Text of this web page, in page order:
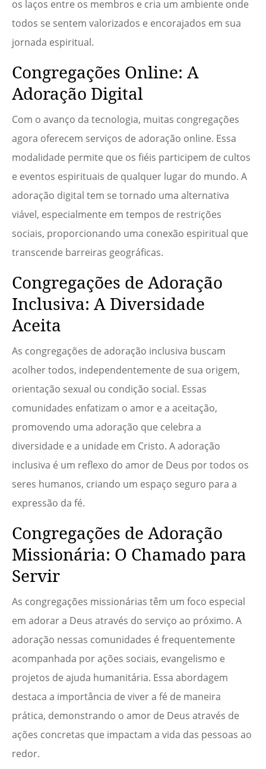
os laços entre os membros e cria um ambiente onde
todos se sentem valorizados e encorajados em sua
jornada espiritual.
Congregações Online: A
Adoração Digital
Com o avanço da tecnologia, muitas congregações
agora oferecem serviços de adoração online. Essa
modalidade permite que os fiéis participem de cultos
e eventos espirituais de qualquer lugar do mundo. A
adoração digital tem se tornado uma alternativa
viável, especialmente em tempos de restrições
sociais, proporcionando uma conexão espiritual que
transcende barreiras geográficas.
Congregações de Adoração
Inclusiva: A Diversidade
Aceita
As congregações de adoração inclusiva buscam
acolher todos, independentemente de sua origem,
orientação sexual ou condição social. Essas
comunidades enfatizam o amor e a aceitação,
promovendo uma adoração que celebra a
diversidade e a unidade em Cristo. A adoração
inclusiva é um reflexo do amor de Deus por todos os
seres humanos, criando um espaço seguro para a
expressão da fé.
Congregações de Adoração
Missionária: O Chamado para
Servir
As congregações missionárias têm um foco especial
em adorar a Deus através do serviço ao próximo. A
adoração nessas comunidades é frequentemente
acompanhada por ações sociais, evangelismo e
projetos de ajuda humanitária. Essa abordagem
destaca a importância de viver a fé de maneira
prática, demonstrando o amor de Deus através de
ações concretas que impactam a vida das pessoas ao
redor.